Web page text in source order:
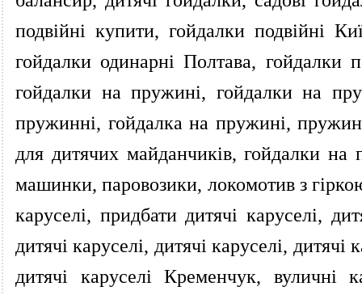
подвійні купити, гойдалки подвійні
гойдалки одинарні Полтава, гойдалки
гойдалки на пружині, гойдалки на
пружинні, гойдалка на пружині,
для дитячих майданчиків, гойдалки
машинки, паровозики, локомотив з
каруселі, придбати дитячі каруселі,
дитячі каруселі, дитячі каруселі,
дитячі каруселі Кременчук, вуличні